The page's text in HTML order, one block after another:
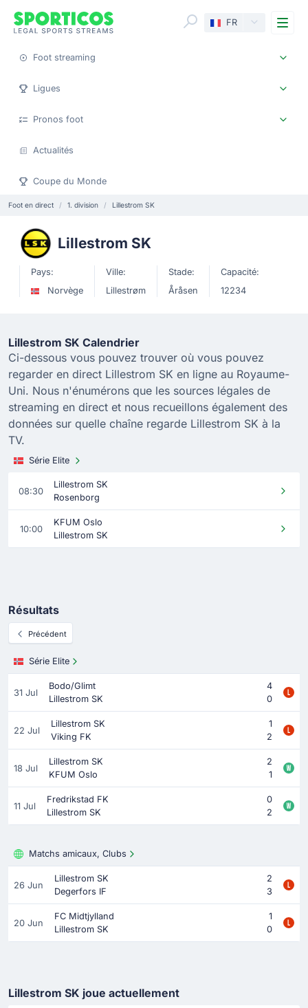
FR
Foot streaming
Ligues
Pronos foot
Actualités
Coupe du Monde
Foot en direct 1. division Lillestrom SK
Lillestrom SK
Pays:
Norvège
Ville:
Lillestrøm
Stade:
Åråsen
Capacité:
12234
Lillestrom SK Calendrier
Ci-dessous vous pouvez trouver où vous pouvez
regarder en direct Lillestrom SK en ligne au Royaume-
Uni. Nous n'énumérons que les sources légales de
streaming en direct et nous recueillons également des
données sur quelle chaîne regarde Lillestrom SK à la
TV.
Série Elite
08:30
Lillestrom SK
Rosenborg
10:00
KFUM Oslo
Lillestrom SK
Résultats
Précédent
Série Elite
31 Jul
Bodo/Glimt
4
Lillestrom SK
0
22 Jul
Lillestrom SK
1
Viking FK
2
18 Jul
Lillestrom SK
2
KFUM Oslo
1
11 Jul
Fredrikstad FK
0
Lillestrom SK
2
Matchs amicaux, Clubs
26 Jun
Lillestrom SK
2
Degerfors IF
3
20 Jun
FC Midtjylland
1
Lillestrom SK
0
Lillestrom SK joue actuellement